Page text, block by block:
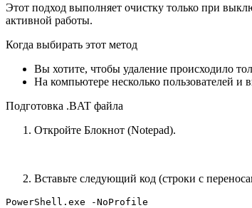
Этот подход выполняет очистку только при
активной работы.
Когда выбирать этот метод
Вы хотите, чтобы удаление происходило
На компьютере несколько пользователей и
Подготовка .BAT файла
Откройте Блокнот (Notepad).
Вставьте следующий код (строки с
PowerShell.exe -NoProfile